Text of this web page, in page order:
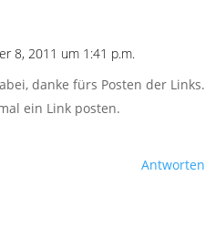
8, 2011 um 1:41 p.m.
danke fürs Posten der Links.
ein Link posten.
Antworten